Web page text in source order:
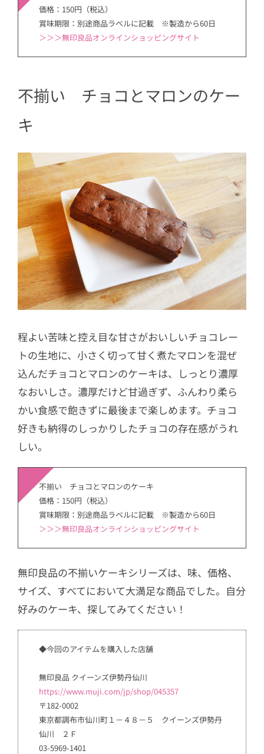
価格：150円（税込）
賞味期限：別途商品ラベルに記載 ※製造から60日
＞＞＞無印良品オンラインショッピングサイト
不揃い チョコとマロンのケー
キ
程よい苦味と控え目な甘さがおいしいチョコレー
トの生地に、小さく切って甘く煮たマロンを混ぜ
込んだチョコとマロンのケーキは、しっとり濃厚
なおいしさ。濃厚だけど甘過ぎず、ふんわり柔ら
かい食感で飽きずに最後まで楽しめます。チョコ
好きも納得のしっかりしたチョコの存在感がうれ
しい。
不揃い チョコとマロンのケーキ
価格：150円（税込）
賞味期限：別途商品ラベルに記載 ※製造から60日
＞＞＞無印良品オンラインショッピングサイト
無印良品の不揃いケーキシリーズは、味、価格、
サイズ、すべてにおいて大満足な商品でした。自分
好みのケーキ、探してみてください！
◆今回のアイテムを購入した店舗
無印良品 クイーンズ伊勢丹仙川
https://www.muji.com/jp/shop/045357
〒182-0002
東京都調布市仙川町１－４８－５ クイーンズ伊勢丹
仙川 ２Ｆ
03-5969-1401